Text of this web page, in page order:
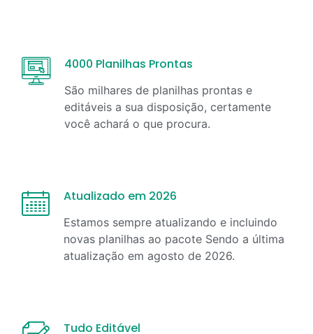
4000 Planilhas Prontas
São milhares de planilhas prontas e
editáveis a sua disposição, certamente
você achará o que procura.
Atualizado em 2026
Estamos sempre atualizando e incluindo
novas planilhas ao pacote Sendo a última
atualização em agosto de 2026.
Tudo Editável